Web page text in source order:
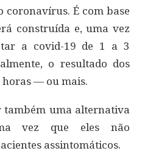
coronavírus. É com base
construída e, uma vez
a covid-19 de 1 a 3
o resultado dos
horas — ou mais.
também uma alternativa
vez que eles não
assintomáticos.